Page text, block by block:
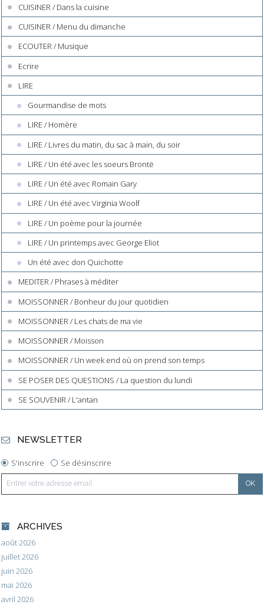
CUISINER / Dans la cuisine
CUISINER / Menu du dimanche
ECOUTER / Musique
Ecrire
LIRE
Gourmandise de mots
LIRE / Homère
LIRE / Livres du matin, du sac à main, du soir
LIRE / Un été avec les soeurs Brontë
LIRE / Un été avec Romain Gary
LIRE / Un été avec Virginia Woolf
LIRE / Un poème pour la journée
LIRE / Un printemps avec George Eliot
Un été avec don Quichotte
MEDITER / Phrases à méditer
MOISSONNER / Bonheur du jour quotidien
MOISSONNER / Les chats de ma vie
MOISSONNER / Moisson
MOISSONNER / Un week end où on prend son temps
SE POSER DES QUESTIONS / La question du lundi
SE SOUVENIR / L'antan
NEWSLETTER
S'inscrire Se désinscrire
ARCHIVES
août 2026
juillet 2026
juin 2026
mai 2026
avril 2026